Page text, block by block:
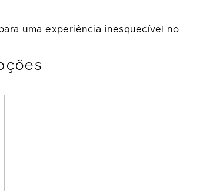
uma experiência inesquecível no